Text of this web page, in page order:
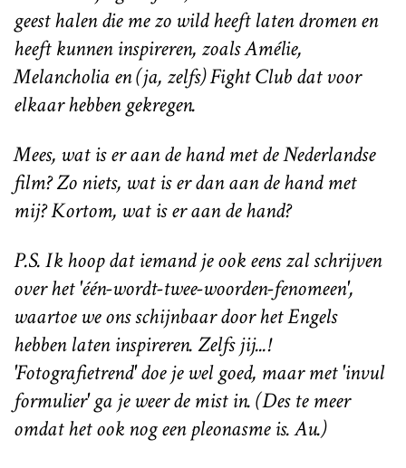
geest halen die me zo wild heeft laten dromen en
heeft kunnen inspireren, zoals Amélie,
Melancholia en (ja, zelfs) Fight Club dat voor
elkaar hebben gekregen.
Mees, wat is er aan de hand met de Nederlandse
film? Zo niets, wat is er dan aan de hand met
mij? Kortom, wat is er aan de hand?
P.S. Ik hoop dat iemand je ook eens zal schrijven
over het 'één-wordt-twee-woorden-fenomeen',
waartoe we ons schijnbaar door het Engels
hebben laten inspireren. Zelfs jij...!
'Fotografietrend' doe je wel goed, maar met 'invul
formulier' ga je weer de mist in. (Des te meer
omdat het ook nog een pleonasme is. Au.)